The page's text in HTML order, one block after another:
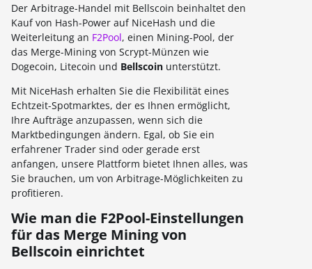
Der Arbitrage-Handel mit Bellscoin beinhaltet den
Kauf von Hash-Power auf NiceHash und die
Weiterleitung an F2Pool, einen Mining-Pool, der
das Merge-Mining von Scrypt-Münzen wie
Dogecoin, Litecoin und Bellscoin unterstützt.
Mit NiceHash erhalten Sie die Flexibilität eines
Echtzeit-Spotmarktes, der es Ihnen ermöglicht,
Ihre Aufträge anzupassen, wenn sich die
Marktbedingungen ändern. Egal, ob Sie ein
erfahrener Trader sind oder gerade erst
anfangen, unsere Plattform bietet Ihnen alles, was
Sie brauchen, um von Arbitrage-Möglichkeiten zu
profitieren.
Wie man die F2Pool-Einstellungen
für das Merge Mining von
Bellscoin einrichtet